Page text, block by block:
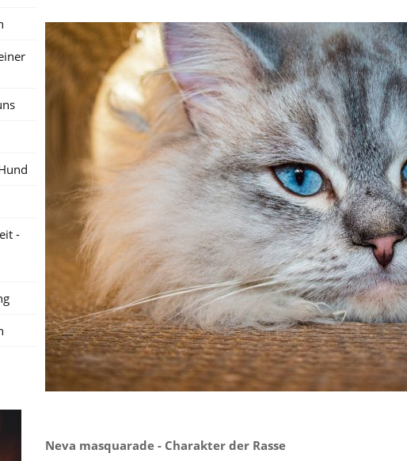
-
Neva masquarade - Charakter der Rasse